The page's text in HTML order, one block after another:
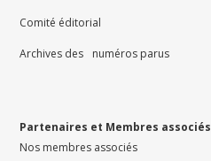
Comité éditorial
Archives des numéros parus
Partenaires et Membres associés
Nos membres associés